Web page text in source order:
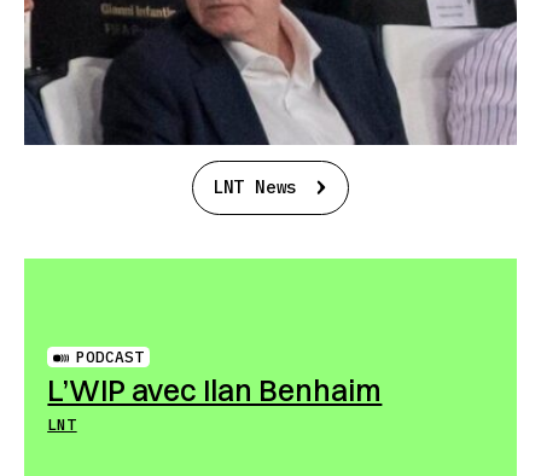
LNT News
PODCAST
L’WIP avec Ilan Benhaim
LNT